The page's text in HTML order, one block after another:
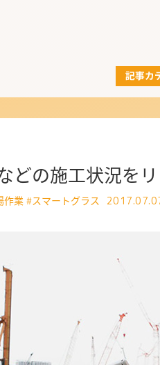
どの施工状況を
作業 #スマートグラス